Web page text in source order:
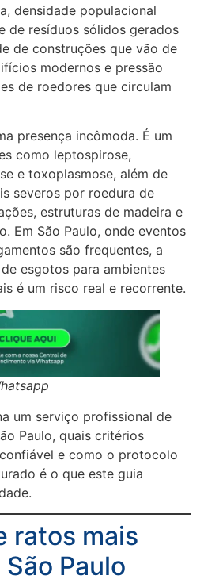
densidade populacional
de resíduos sólidos gerados
de construções que vão de
modernos e pressão
de roedores que circulam
presença incômoda. É um
como leptospirose,
e toxoplasmose, além de
severos por roedura de
estruturas de madeira e
Em São Paulo, onde eventos
são frequentes, a
esgotos para ambientes
é um risco real e recorrente.
um serviço profissional de
Paulo, quais critérios
e como o protocolo
é o que este guia
ratos mais
Paulo